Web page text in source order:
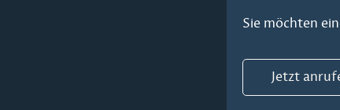
Sie möchten
Jetzt